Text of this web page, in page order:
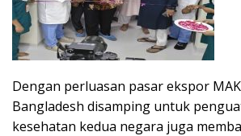
Dengan perluasan pasar ekspor
Bangladesh disamping untuk
kesehatan kedua negara juga